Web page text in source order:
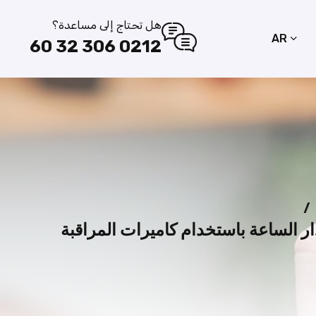
AR
هل تحتاج إلى مساعدة؟
0212 306 32 60
/
الساعة باستخدام كاميرات المراقبة